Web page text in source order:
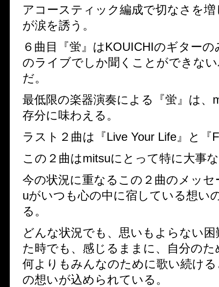
アコースティック編成で切なさを
が涙を誘う。
６曲目『蛍』はKOUICHIのギター
のライブでしか聞くことができな
だ。
最低限の楽器演奏による『蛍』は、
存分に味わえる。
ラスト２曲は『Live Your Life』と『
この２曲はmitsuにとって特に大事
今の状況に重なるこの２曲のメッセ
uがいつも心の中に宿している想い
る。
どんな状況でも、思いもよらない
た時でも、感じるままに、自分の
何よりもみんなのために歌い続け
の想いが込められている。